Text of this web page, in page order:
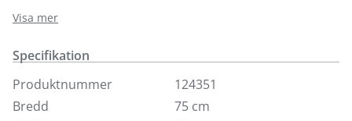
huvudstaden. Med mjuka kurvor, stoppade armstöd
och spänstiga dynor inbjuder dessa vilstol till äkta
avslappning. Stressless-vilstolen Mayfair har en
fullständig 360° snurrfunktion samt vårt patenterade
Stressless Glide®-system, vilket ger maximalt stöd för
Visa mer
Specifikation
Produktnummer
124351
Bredd
75 cm